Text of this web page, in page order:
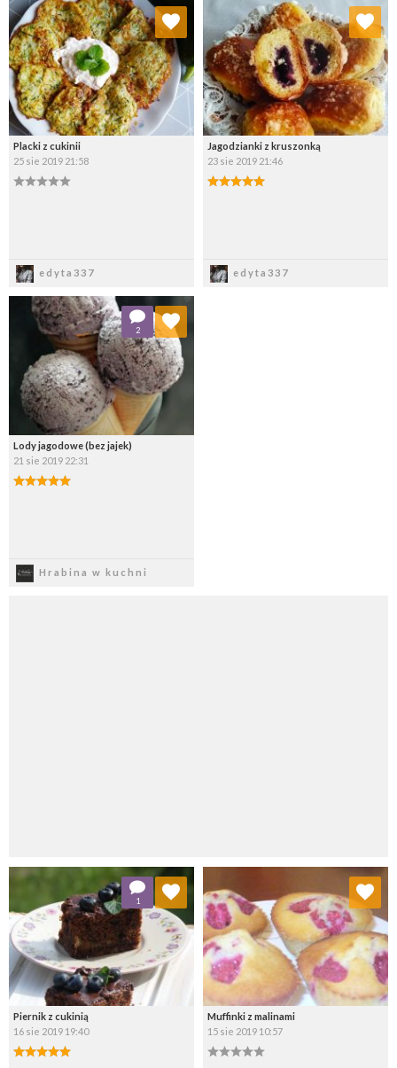
Placki z cukinii
25 sie 2019 21:58
edyta337
Dodaj do ulubionych
Wybierz listę:
Jagodzianki z kruszonką
23 sie 2019 21:46
edyta337
Dodaj do ulubionych
Wybierz listę:
Lody jagodowe (bez jajek)
21 sie 2019 22:31
Hrabina w kuchni
2
Dodaj do ulubionych
Wybierz listę:
Piernik z cukinią
16 sie 2019 19:40
1
Dodaj do ulubionych
Wybierz listę:
Muffinki z malinami
15 sie 2019 10:57
Dodaj do ulubionych
Wybierz listę: